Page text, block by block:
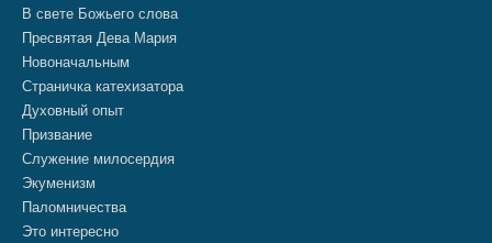
В свете Божьего слова
Пресвятая Дева Мария
Новоначальным
Страничка катехизатора
Духовный опыт
Призвание
Служение милосердия
Экуменизм
Паломничества
Это интересно